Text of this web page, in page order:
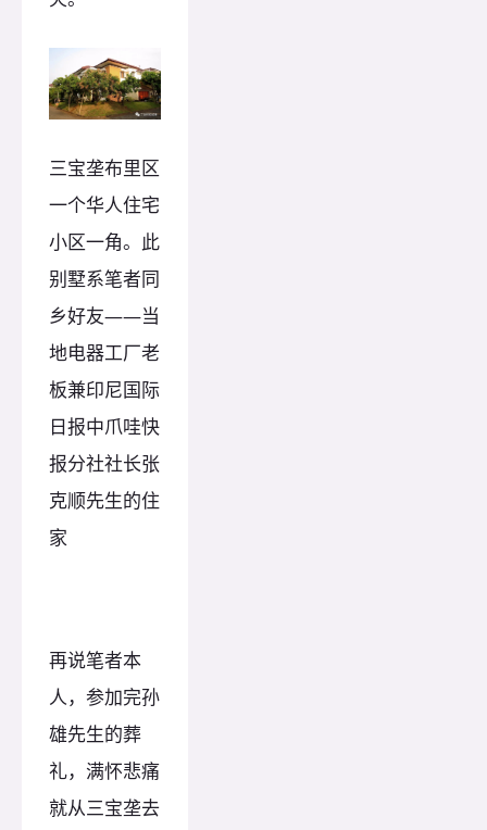
三宝垄布里区
一个华人住宅
小区一角。此
别墅系笔者同
乡好友——当
地电器工厂老
板兼印尼国际
日报中爪哇快
报分社社长张
克顺先生的住
家
再说笔者本
人，参加完孙
雄先生的葬
礼，满怀悲痛
就从三宝垄去